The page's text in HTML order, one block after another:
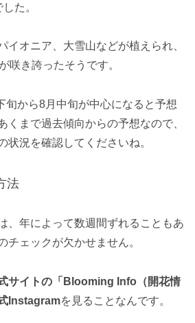
した。
イオニア、大雪山などが植えられ、
咲き誇ったそうです。
旬から8月中旬が中心になると予想
くまで過去傾向からの予想なので、
状況を確認してくださいね。
法
、年によって数週間ずれることもあ
チェックが欠かせません。
サイトの「Blooming Info（開花情
Instagramを見ることなんです。